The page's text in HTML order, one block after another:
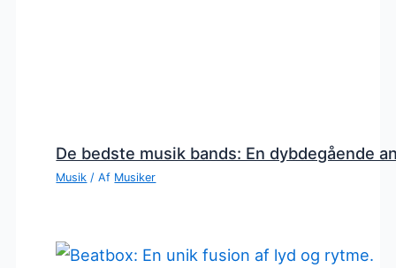
De bedste musik bands: En dybdegående
Musik / Af Musiker